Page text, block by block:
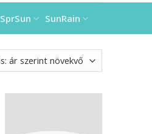
SprSun SunRain